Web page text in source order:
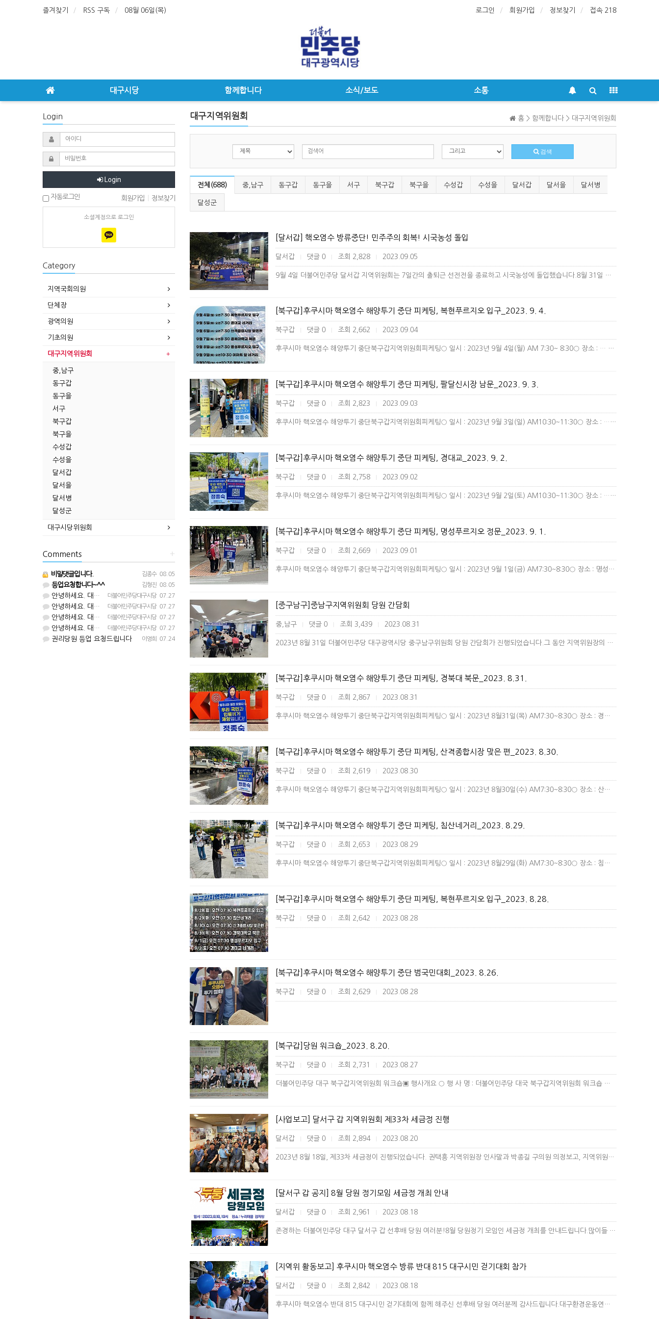
즐겨찾기 RSS 구독 08월 06일(목) 로그인 회원가입 정보찾기 접속 218
대구시당 함께합니다 소식/보도 소통
홈 > 함께합니다 > 대구지역위원회
대구지역위원회
검색
전체(688) 중,남구 동구갑 동구을 서구 북구갑 북구을 수성갑 수성을 달서갑 달서을 달서병
달성군
[달서갑] 핵오염수 방류중단! 민주주의 회복! 시국농성 돌입
달서갑 댓글 0 조회 2,828 2023.09.05
9월 4일 더불어민주당 달서갑 지역위원회는 7일간의 출퇴근 선전전을 종료하고 시국농성에 돌입했습니다.8월 31일 이재명 대표의…
[북구갑]후쿠시마 핵오염수 해양투기 중단 피케팅, 복현푸르지오 입구_2023. 9. 4.
북구갑 댓글 0 조회 2,662 2023.09.04
후쿠시마 핵오염수 해양투기 중단북구갑지역위원회피케팅○ 일시 : 2023년 9월 4일(월) AM 7:30~ 8:30○ 장소 : …
더보기
[북구갑]후쿠시마 핵오염수 해양투기 중단 피케팅, 팔달신시장 남문_2023. 9. 3.
북구갑 댓글 0 조회 2,823 2023.09.03
후쿠시마 핵오염수 해양투기 중단북구갑지역위원회피케팅○ 일시 : 2023년 9월 3일(일) AM10:30~11:30○ 장소 : …더보기
[북구갑]후쿠시마 핵오염수 해양투기 중단 피케팅, 경대교_2023. 9. 2.
북구갑 댓글 0 조회 2,758 2023.09.02
후쿠시마 핵오염수 해양투기 중단북구갑지역위원회피케팅○ 일시 : 2023년 9월 2일(토) AM10:30~11:30○ 장소 : …더보기
[북구갑]후쿠시마 핵오염수 해양투기 중단 피케팅, 명성푸르지오 정문_2023. 9. 1.
북구갑 댓글 0 조회 2,669 2023.09.01
후쿠시마 핵오염수 해양투기 중단북구갑지역위원회피케팅○ 일시 : 2023년 9월 1일(금) AM7:30~8:30○ 장소 : 명성…
[중구남구]중남구지역위원회 당원 간담회
중,남구 댓글 0 조회 3,439 2023.08.31
2023년 8월 31일 더불어민주당 대구광역시당 중구남구위원회 당원 간담회가 진행되었습니다.그 동안 지역위원장의 부재에 따른 …
[북구갑]후쿠시마 핵오염수 해양투기 중단 피케팅, 경북대 북문_2023. 8.31.
북구갑 댓글 0 조회 2,867 2023.08.31
후쿠시마 핵오염수 해양투기 중단북구갑지역위원회피케팅○ 일시 : 2023년 8월31일(목) AM7:30~8:30○ 장소 : 경북…
[북구갑]후쿠시마 핵오염수 해양투기 중단 피케팅, 산격종합시장 맞은 편_2023. 8.30.
북구갑 댓글 0 조회 2,619 2023.08.30
후쿠시마 핵오염수 해양투기 중단북구갑지역위원회피케팅○ 일시 : 2023년 8월30일(수) AM7:30~8:30○ 장소 : 산격…
[북구갑]후쿠시마 핵오염수 해양투기 중단 피케팅, 침산네거리_2023. 8.29.
북구갑 댓글 0 조회 2,653 2023.08.29
후쿠시마 핵오염수 해양투기 중단북구갑지역위원회피케팅○ 일시 : 2023년 8월29일(화) AM7:30~8:30○ 장소 : 침산…
[북구갑]후쿠시마 핵오염수 해양투기 중단 피케팅, 복현푸르지오 입구_2023. 8.28.
북구갑 댓글 0 조회 2,642 2023.08.28
[북구갑]후쿠시마 핵오염수 해양투기 중단 범국민대회_2023. 8.26.
북구갑 댓글 0 조회 2,629 2023.08.28
[북구갑]당원 워크숍_2023. 8.20.
북구갑 댓글 0 조회 2,731 2023.08.27
더불어민주당 대구 북구갑지역위원회 워크숍▣ 행사개요 ○ 행 사 명 : 더불어민주당 대국 북구갑지역위원회 워크숍 ○ 행사일시 :…
[사업보고] 달서구 갑 지역위원회 제33차 세금정 진행
달서갑 댓글 0 조회 2,894 2023.08.20
2023년 8월 18일, 제33차 세금정이 진행되었습니다. 권택흥 지역위원장 인사말과 박종길 구의원 의정보고, 지역위원회 7-…
[달서구 갑 공지] 8월 당원 정기모임 세금정 개최 안내
달서갑 댓글 0 조회 2,961 2023.08.18
존경하는 더불어민주당 대구 달서구 갑 선후배 당원 여러분!8월 당원정기 모임인 세금정 개최를 안내드립니다.많이들 오셔서 당원이…
[지역위 활동보고] 후쿠시마 핵오염수 방류 반대 815 대구시민 걷기대회 참가
달서갑 댓글 0 조회 2,842 2023.08.18
후쿠시마 핵오염수 반대 815 대구시민 걷기대회에 함께 해주신 선후배 당원 여러분께 감사드립니다.대구환경운동연합, 대구참여연대…
Login
Login
자동로그인 회원가입 정보찾기
소셜계정으로 로그인
Category
지역국회의원
단체장
광역의원
기초의원
대구지역위원회
중,남구
동구갑
동구을
서구
북구갑
북구을
수성갑
수성을
달서갑
달서을
달서병
달성군
대구시당위원회
+
Comments
김종수 08.05
비밀댓글입니다.
김형진 08.05
등업요청합니다~^^
더불어민주당대구시당 07.27
안녕하세요. 대구시당입니다. 등업 완료되었습니다^^
더불어민주당대구시당 07.27
안녕하세요. 대구시당입니다. 등업 완료되었습니다^^
더불어민주당대구시당 07.27
안녕하세요. 대구시당입니다. 등업 완료되었습니다^^
더불어민주당대구시당 07.27
안녕하세요. 대구시당입니다. 등업 완료되었습니다^^
이영희 07.24
권리당원 등업 요청드립니다